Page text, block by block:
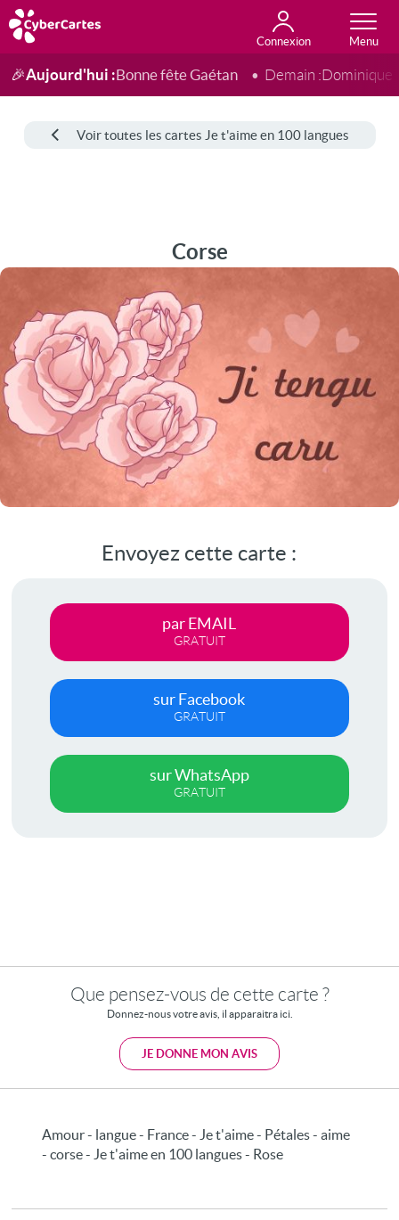
Connexion
Anniversaire
Fête du jour
Amour
Amitié
Merci
Toutes les cartes
🎉Aujourd'hui :Bonne fête Gaétan Demain :Dominique
Voir toutes les cartes Je t'aime en 100 langues
Corse
Envoyez cette carte :
par EMAIL
GRATUIT
sur Facebook
GRATUIT
sur WhatsApp
GRATUIT
Que pensez-vous de cette carte ?
Donnez-nous votre avis, il apparaitra ici.
JE DONNE MON AVIS
Amour - langue - France - Je t'aime - Pétales - aime
- corse - Je t'aime en 100 langues - Rose